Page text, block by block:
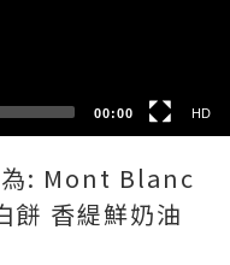
00:00 HD
為: Mont Blanc
香緹鮮奶油